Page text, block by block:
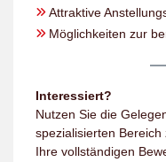
Attraktive
Möglichkeiten zur
Interessiert?
Nutzen Sie die
spezialisierten
Ihre vollständigen